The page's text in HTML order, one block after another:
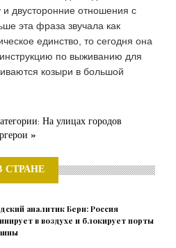
двусторонние отношения с
эта фраза звучала как
единство, то сегодня она
по выживанию для
козыри в большой
На улицах городов
»
СТРАНЕ
аналитик Берн: Россия
в воздухе и блокирует порты